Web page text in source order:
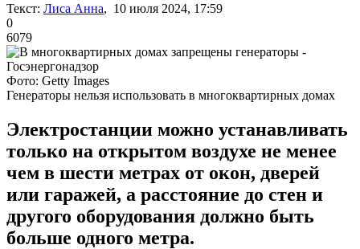
Текст: Лиса Анна, 10 июля 2024, 17:59
0
6079
Фото: Getty Images
Генераторы нельзя использовать в многоквартирных домах
Электростанции можно устанавливать
только на открытом воздухе не менее
чем в шести метрах от окон, дверей
или гаражей, а расстояние до стен и
другого оборудования должно быть
больше одного метра.